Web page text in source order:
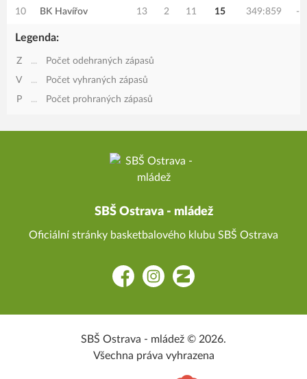
10 BK Havířov 13 2 11 15 349:859 -
Legenda:
Z ...
Počet odehraných zápasů
V
...
Počet vyhraných zápasů
P
... Počet prohraných zápasů
SBŠ Ostrava - mládež
Oficiální stránky basketbalového klubu SBŠ Ostrava
FacebookInstagramZonerama
SBŠ Ostrava - mládež © 2026.
Všechna práva vyhrazena